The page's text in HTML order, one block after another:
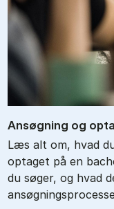
An­søg­ning og
Læs alt om, hvad
optaget på en
du søger, og hvad